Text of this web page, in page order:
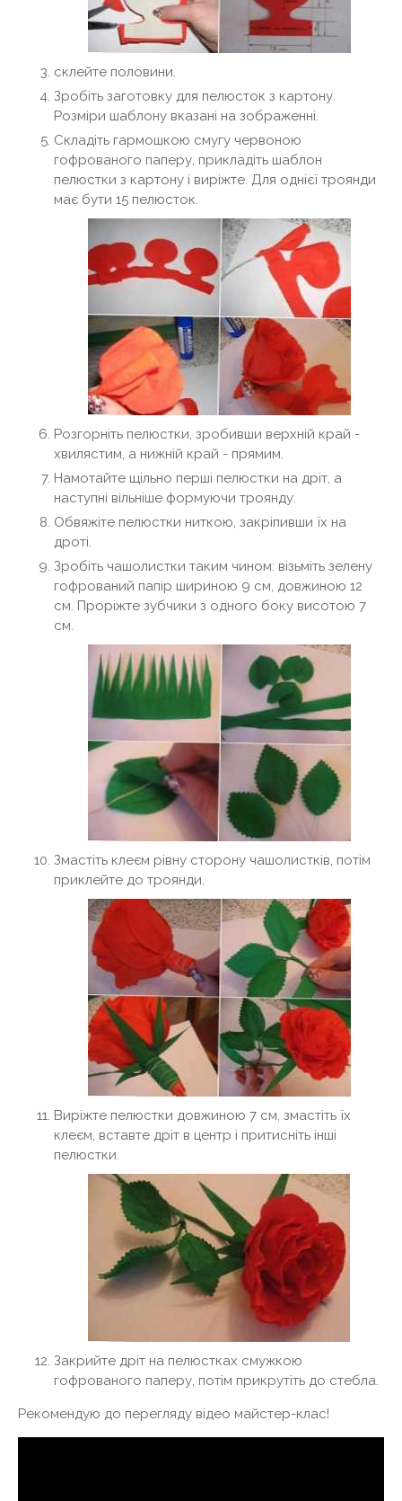
склейте половини.
Зробіть заготовку для пелюсток з картону.
Розміри шаблону вказані на зображенні.
Складіть гармошкою смугу червоною
гофрованого паперу, прикладіть шаблон
пелюстки з картону і виріжте. Для однієї троянди
має бути 15 пелюсток.
Розгорніть пелюстки, зробивши верхній край -
хвилястим, а нижній край - прямим.
Намотайте щільно перші пелюстки на дріт, а
наступні вільніше формуючи троянду.
Обвяжіте пелюстки ниткою, закріпивши їх на
дроті.
Зробіть чашолистки таким чином: візьміть зелену
гофрований папір шириною 9 см, довжиною 12
см. Проріжте зубчики з одного боку висотою 7
см.
Змастіть клеєм рівну сторону чашолистків, потім
приклейте до троянди.
Виріжте пелюстки довжиною 7 см, змастіть їх
клеєм, вставте дріт в центр і притисніть інші
пелюстки.
Закрийте дріт на пелюстках смужкою
гофрованого паперу, потім прикрутіть до стебла.
Рекомендую до перегляду відео майстер-клас!